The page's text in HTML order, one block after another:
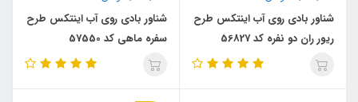
شناور بادی روی آب اینتکس طرح
ریور ران دو نفره کد 56827
شناور بادی روی آب اینتکس طرح
سفره ماهی کد 57550